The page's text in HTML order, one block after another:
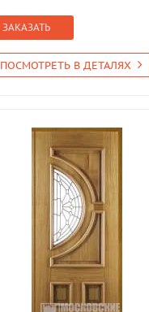
ЗАКАЗАТЬ
ПОСМОТРЕТЬ В ДЕТАЛЯХ